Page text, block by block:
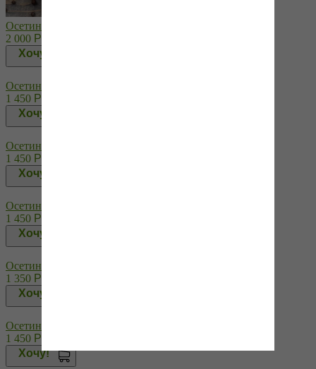
Осетинский пирог с сёмгой
2 000 Р
Хочу!
Осетинский пирог с сыром (Уалибах)
1 450 Р
Хочу!
Осетинский пирог с сыром и зеленым луком
1 450 Р
Хочу!
Осетинский пирог с сыром и зеленью
1 450 Р
Хочу!
Осетинский пирог с сыром и картошкой
1 350 Р
Хочу!
Осетинский пирог с сыром и репчатым луком
1 450 Р
Хочу!